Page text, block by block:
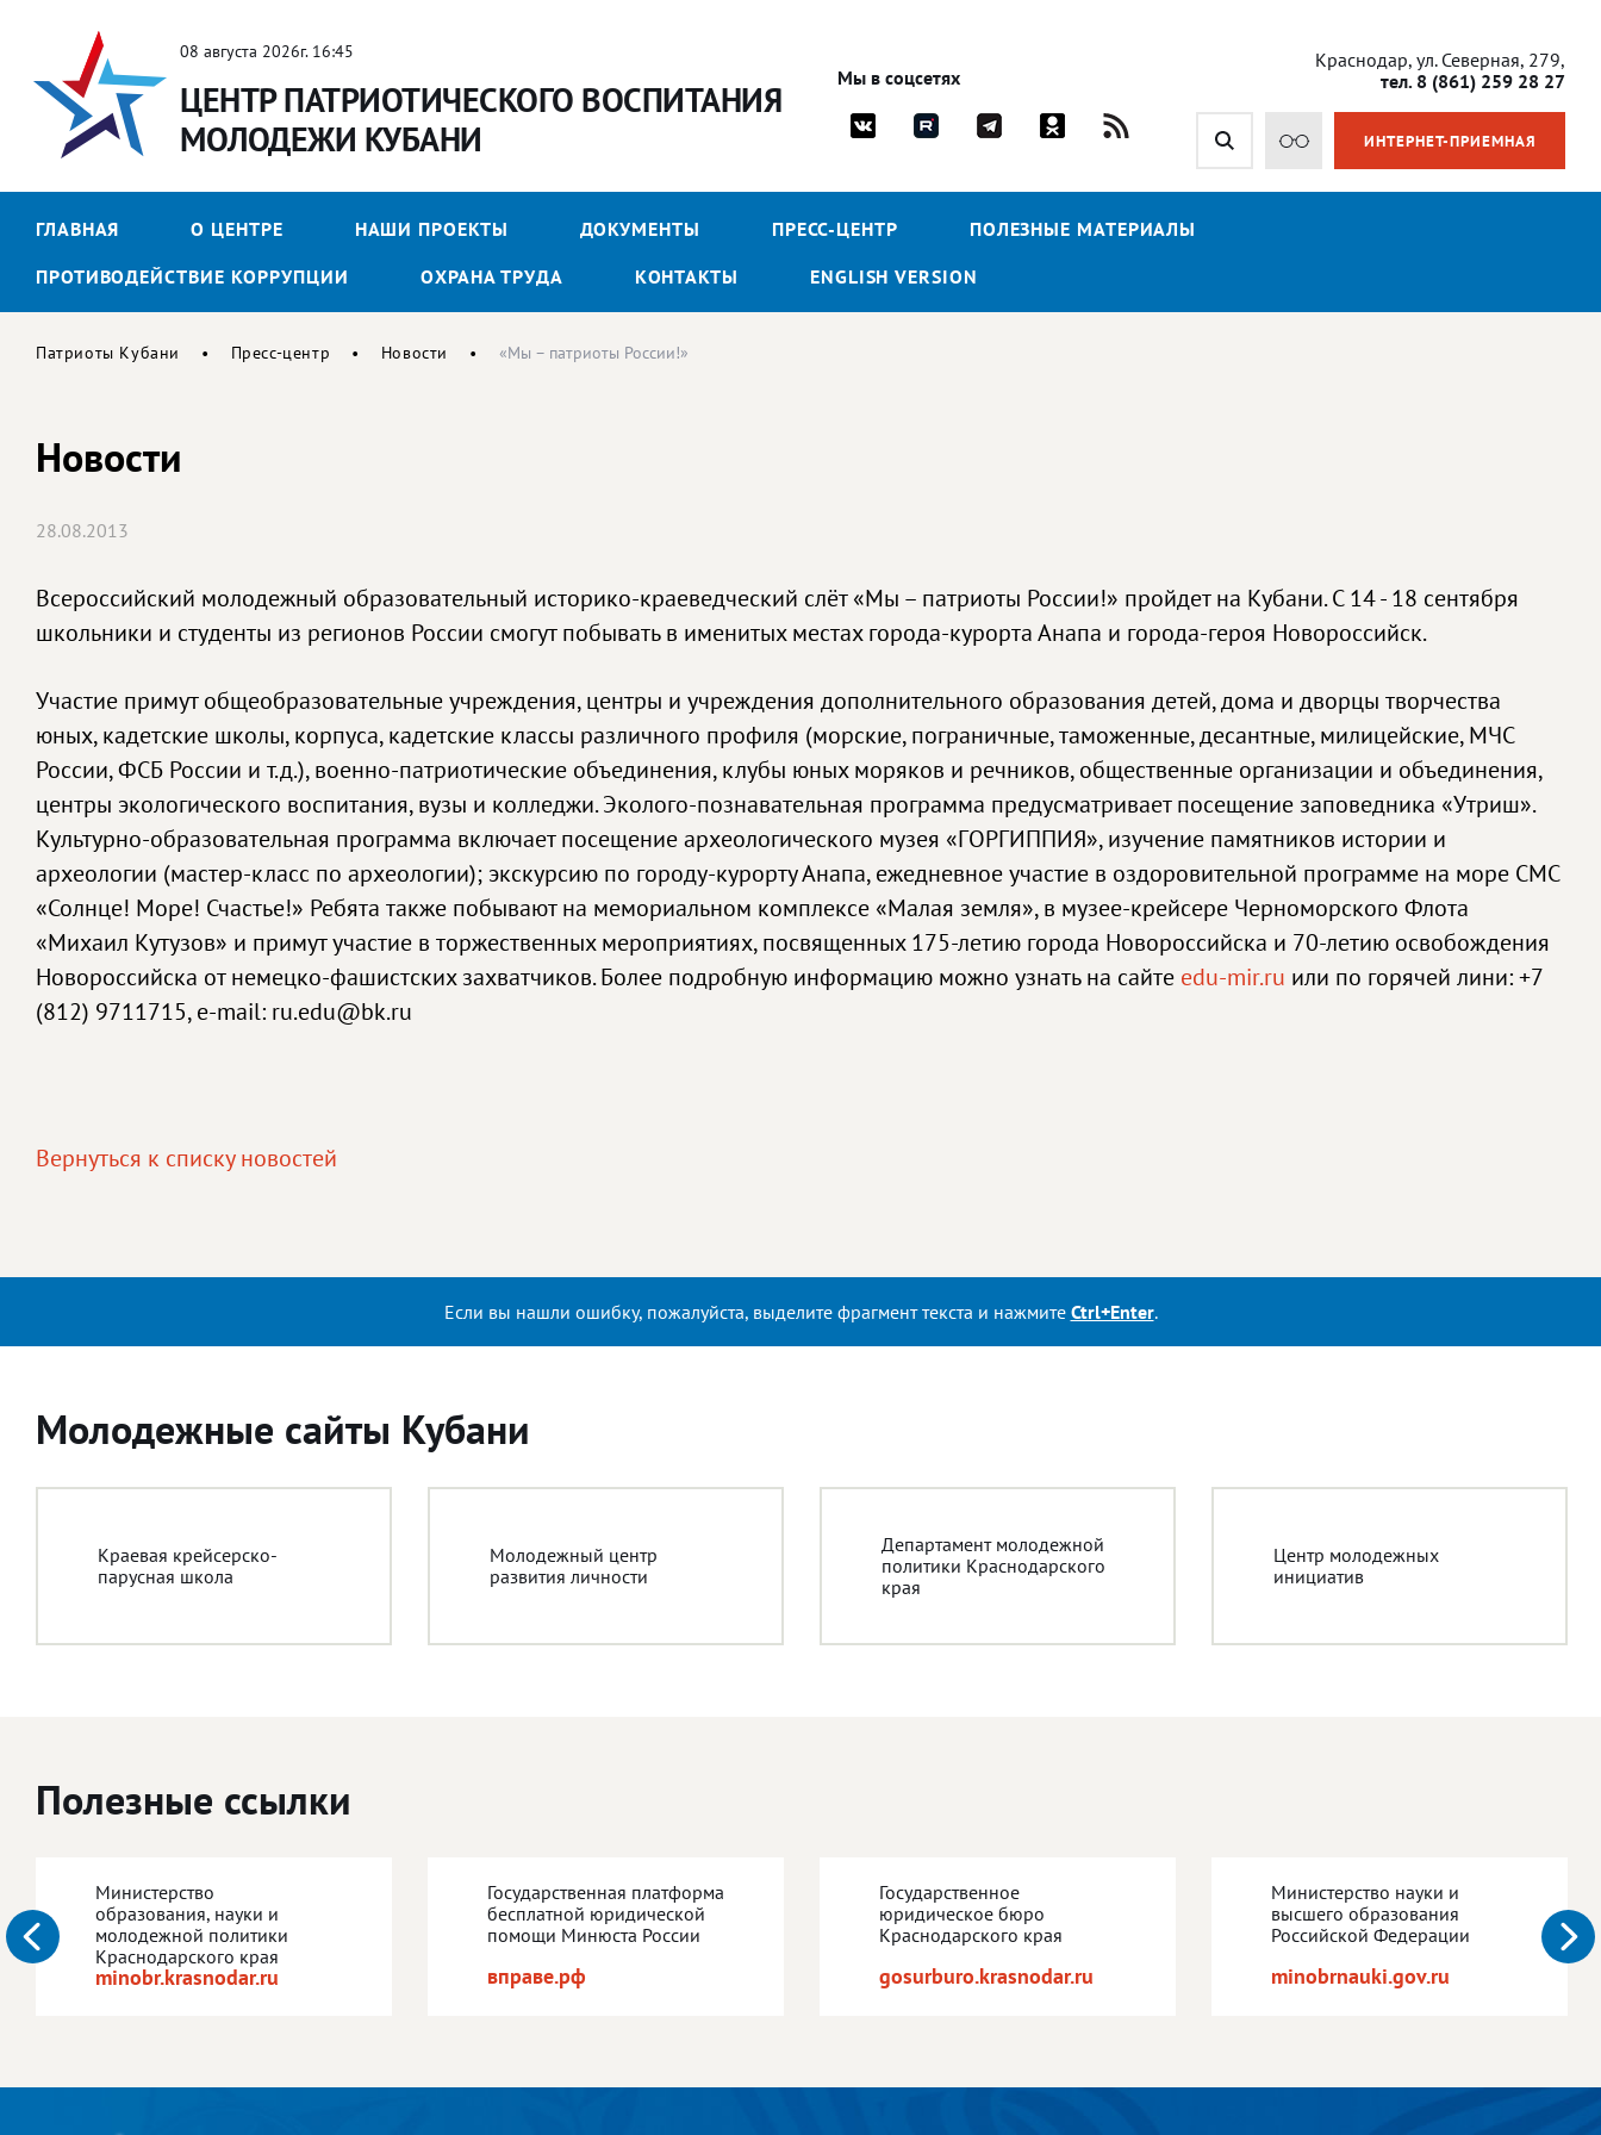
08 августа 2026г. 16:45
ЦЕНТР ПАТРИОТИЧЕСКОГО ВОСПИТАНИЯ
МОЛОДЕЖИ КУБАНИ
Мы в соцсетях
Краснодар, ул. Северная, 279,
тел. 8 (861) 259 28 27
ИНТЕРНЕТ-ПРИЕМНАЯ
ГЛАВНАЯ О ЦЕНТРЕ НАШИ ПРОЕКТЫ ДОКУМЕНТЫ ПРЕСС-ЦЕНТР
ПОЛЕЗНЫЕ МАТЕРИАЛЫ
ПРОТИВОДЕЙСТВИЕ КОРРУПЦИИ
ОХРАНА ТРУДА КОНТАКТЫ ENGLISH VERSION
Патриоты Кубани Пресс-центр Новости «Мы – патриоты России!»
Новости
28.08.2013
Всероссийский молодежный образовательный историко-краеведческий слёт «Мы – патриоты России!» пройдет на Кубани. С 14 - 18 сентября
школьники и студенты из регионов России смогут побывать в именитых местах города-курорта Анапа и города-героя Новороссийск.
Участие примут общеобразовательные учреждения, центры и учреждения дополнительного образования детей, дома и дворцы творчества
юных, кадетские школы, корпуса, кадетские классы различного профиля (морские, пограничные, таможенные, десантные, милицейские, МЧС
России, ФСБ России и т.д.), военно-патриотические объединения, клубы юных моряков и речников, общественные организации и объединения,
центры экологического воспитания, вузы и колледжи. Эколого-познавательная программа предусматривает посещение заповедника «Утриш».
Культурно-образовательная программа включает посещение археологического музея «ГОРГИППИЯ», изучение памятников истории и
археологии (мастер-класс по археологии); экскурсию по городу-курорту Анапа, ежедневное участие в оздоровительной программе на море СМС
«Солнце! Море! Счастье!» Ребята также побывают на мемориальном комплексе «Малая земля», в музее-крейсере Черноморского Флота
«Михаил Кутузов» и примут участие в торжественных мероприятиях, посвященных 175-летию города Новороссийска и 70-летию освобождения
Новороссийска от немецко-фашистских захватчиков. Более подробную информацию можно узнать на сайте edu-mir.ru или по горячей лини: +7
(812) 9711715, e-mail: ru.edu@bk.ru
Вернуться к списку новостей
Если вы нашли ошибку, пожалуйста, выделите фрагмент текста и нажмите Ctrl+Enter.
Молодежные сайты Кубани
Краевая крейсерско-
парусная школа
Молодежный центр
развития личности
Департамент молодежной
политики Краснодарского
края
Центр молодежных
инициатив
Полезные ссылки
Министерство
образования, науки и
молодежной политики
Краснодарского края
minobr.krasnodar.ru
Государственная платформа
бесплатной юридической
помощи Минюста России
вправе.рф
Государственное
юридическое бюро
Краснодарского края
gosurburo.krasnodar.ru
Министерство науки и
высшего образования
Российской Федерации
minobrnauki.gov.ru